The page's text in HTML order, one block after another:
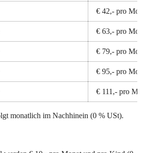
€ 42,- pro Monat
€ 63,- pro Monat
€ 79,- pro Monat
€ 95,- pro Monat
€ 111,- pro Monat
monatlich im Nachhinein (0 % USt).